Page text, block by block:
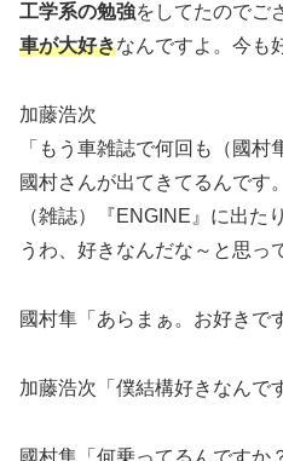
工学系の勉強をしてたのでご
車が大好きなんですよ。今も
加藤浩次
「もう車雑誌で何回も（國村
國村さんが出てきてるんです
（雑誌）『ENGINE』に出た
うわ、好きなんだな～と思っ
國村隼「あらまぁ。お好きで
加藤浩次「僕結構好きなんで
國村隼「何乗ってるんですか